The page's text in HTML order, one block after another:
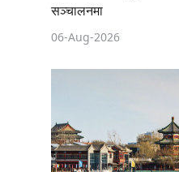
सञ्चालनमा
06-Aug-2026